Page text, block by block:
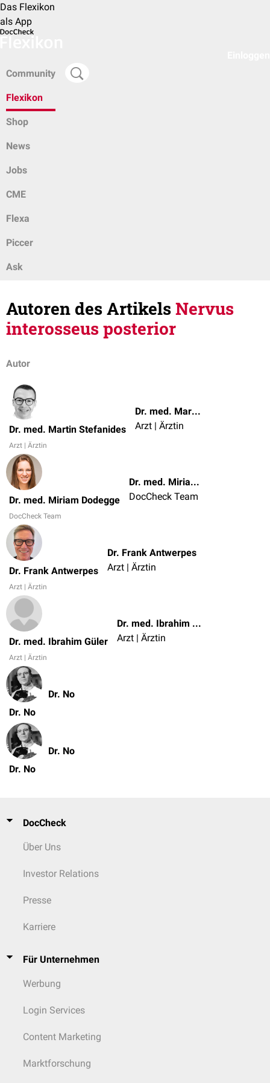
Das Flexikon
als App
Community
Flexikon
Shop
News
Jobs
CME
Flexa
Piccer
Ask
Autoren des ArtikelsNervus
interosseus posterior
Autor
Dr. med. Martin Stefanides
Arzt | Ärztin
Dr. med. Martin Stefanides
Arzt | Ärztin
Dr. med. Miriam Dodegge
DocCheck Team
Dr. med. Miriam Dodegge
DocCheck Team
Dr. Frank Antwerpes
Arzt | Ärztin
Dr. Frank Antwerpes
Arzt | Ärztin
Dr. med. Ibrahim Güler
Arzt | Ärztin
Dr. med. Ibrahim Güler
Arzt | Ärztin
Dr. No
Dr. No
Dr. No
Dr. No
DocCheck
Über Uns
Investor Relations
Presse
Karriere
Für Unternehmen
Werbung
Login Services
Content Marketing
Marktforschung